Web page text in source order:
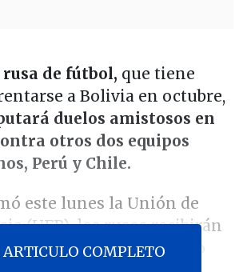
de fútbol, que tiene
a Bolivia en octubre,
duelos amistosos en
otros dos equipos
Perú y Chile.
este lunes la Unión de
(UFR), los rusos recibirán
a Perú en el Estadio
ARTICULO COMPLETO